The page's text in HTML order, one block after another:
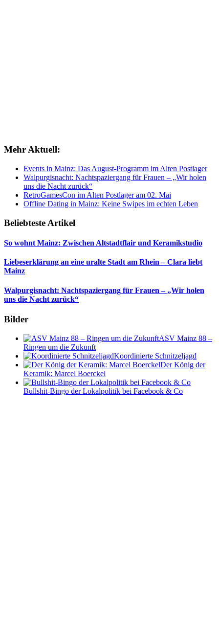
Mehr Aktuell:
Events in Mainz: Das August-Programm im Alten Postlager
Walpurgisnacht: Nachtspaziergang für Frauen – „Wir holen
uns die Nacht zurück“
RetroGamesCon im Alten Postlager am 02. Mai
Offline Dating in Mainz: Keine Swipes im echten Leben
Beliebteste Artikel
So wohnt Mainz: Zwischen Altstadtflair und Keramikstudio
Liebeserklärung an eine uralte Stadt am Rhein – Clara liebt
Mainz
Walpurgisnacht: Nachtspaziergang für Frauen – „Wir holen
uns die Nacht zurück“
Bilder
ASV Mainz 88 –
Ringen um die Zukunft
Koordinierte Schnitzeljagd
Der König der
Keramik: Marcel Boerckel
Bullshit-Bingo der Lokalpolitik bei Facebook & Co